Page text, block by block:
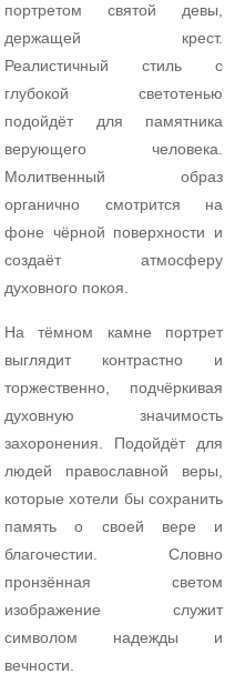
портретом святой девы,
держащей крест.
Реалистичный стиль с
глубокой светотенью
подойдёт для памятника
верующего человека.
Молитвенный образ
органично смотрится на
фоне чёрной поверхности и
создаёт атмосферу
духовного покоя.
На тёмном камне портрет
выглядит контрастно и
торжественно, подчёркивая
духовную значимость
захоронения. Подойдёт для
людей православной веры,
которые хотели бы сохранить
память о своей вере и
благочестии. Словно
пронзённая светом
изображение служит
символом надежды и
вечности.